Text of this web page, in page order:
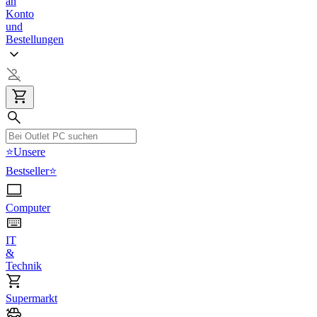
Konto
und
Bestellungen
⭐Unsere
Bestseller⭐
Computer
IT
&
Technik
Supermarkt